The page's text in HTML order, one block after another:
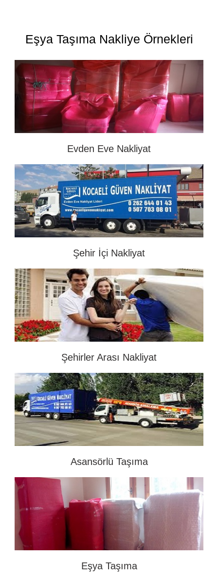
Eşya Taşıma Nakliye Örnekleri
Evden Eve Nakliyat
Şehir İçi Nakliyat
Şehirler Arası Nakliyat
Asansörlü Taşıma
Eşya Taşıma